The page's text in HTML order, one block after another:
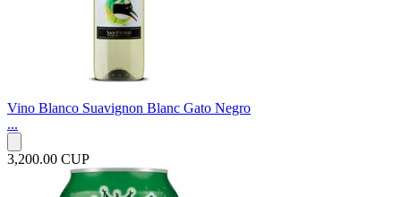
Vino Blanco Suavignon Blanc Gato Negro
...
3,200.00 CUP